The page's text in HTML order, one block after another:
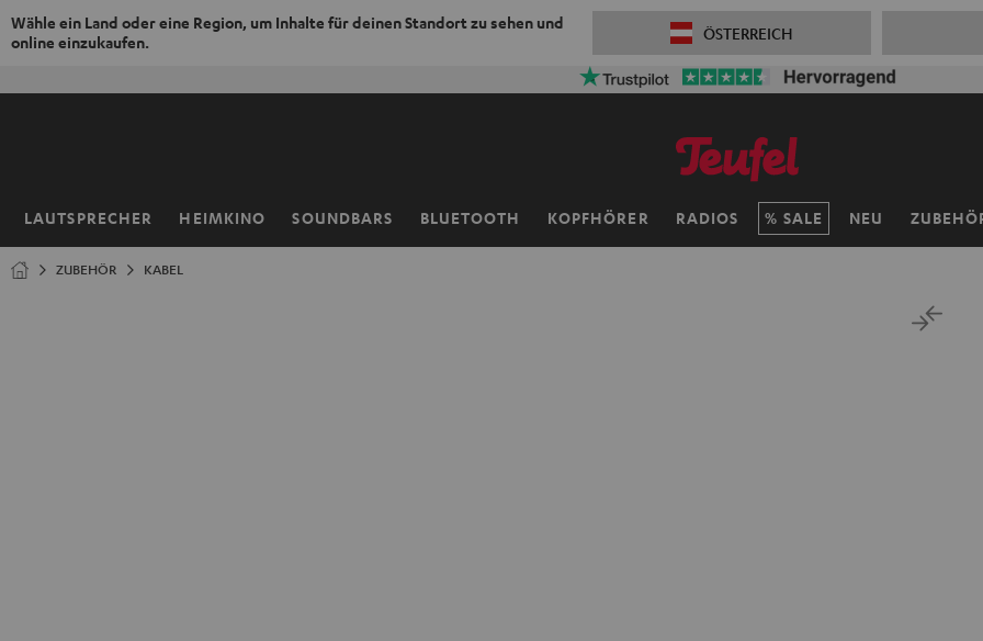
Wähle ein Land oder eine Region, um Inhalte für deinen Standort zu sehen und
online einzukaufen.
ÖSTERREICH
LAUTSPRECHER HEIMKINO SOUNDBARS BLUETOOTH KOPFHÖRER RADIOS SALE NEU
Startseite
ZUBEHÖR KABEL